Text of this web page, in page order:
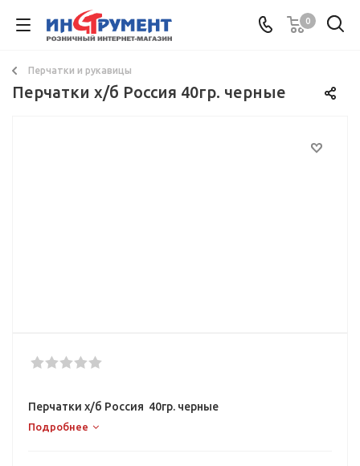
0
Перчатки и рукавицы
Перчатки х/б Рoссия 40гр. черные
Перчатки х/б Рoссия 40гр. черные
Подробнее